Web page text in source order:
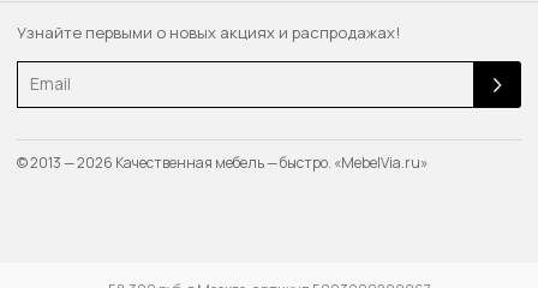
Узнайте первыми о новых акциях и распродажах!
Email
© 2013 — 2026 Качественная мебель — быстро. «MebelVia.ru»